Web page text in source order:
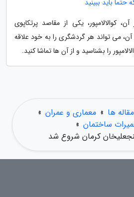
حتما باید ببینید
کوالالامپور، یکی از مقاصد پرتکاپوی
می تواند هر گردشگری را به خود علاقه
را بشناسید و از آن ها تماشا کنید.
ها » معماری و عمران »
ساختمان »
کرمان شروع شد